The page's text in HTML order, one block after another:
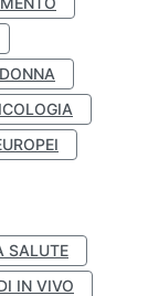
SALUTE
IN VIVO